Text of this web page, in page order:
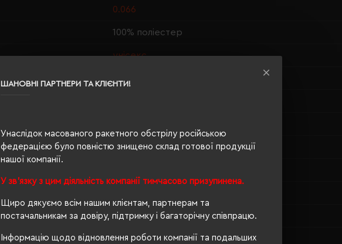
ШАНОВНІ ПАРТНЕРИ ТА КЛІЄНТИ!
Унаслідок масованого ракетного обстрілу російською
федерацією було повністю знищено склад готової продукції
нашої компанії.
У зв'язку з цим діяльність компанії тимчасово призупинена.
Щиро дякуємо всім нашим клієнтам, партнерам та
постачальникам за довіру, підтримку і багаторічну співпрацю.
Інформацію щодо відновлення роботи компанії та подальших
0.066
100% поліестер
унісекс
пластикова
прямий
посилена передня панель